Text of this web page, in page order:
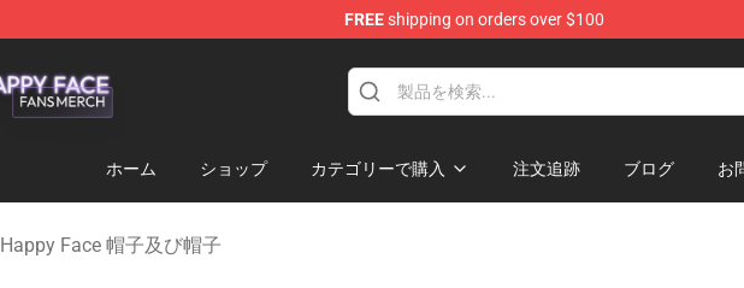
FREEshipping on orders over $100
ホーム ショップ カテゴリーで購入 注文追跡 ブログ お
Happy Face 帽子及び帽子